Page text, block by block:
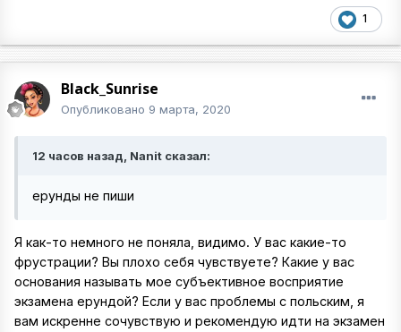
1
Black_Sunrise
Опубликовано 9 марта, 2020
12 часов назад, Nanit сказал:
ерунды не пиши
Я как-то немного не поняла, видимо. У вас какие-то
фрустрации? Вы плохо себя чувствуете? Какие у вас
основания называть мое субъективное восприятие
экзамена ерундой? Если у вас проблемы с польским, я
вам искренне сочувствую и рекомендую идти на экзамен